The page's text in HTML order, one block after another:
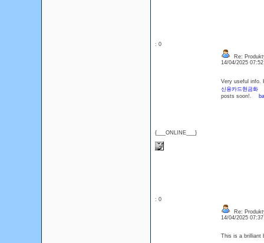
: 0
{___ONLINE___}
Re:
14/04/2025
Very useful
신용카드현금화
posts soon!.
: 0
Re:
14/04/2025
This is a